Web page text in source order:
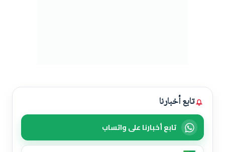
تابع أخبارنا
تابع أخبارنا على واتساب